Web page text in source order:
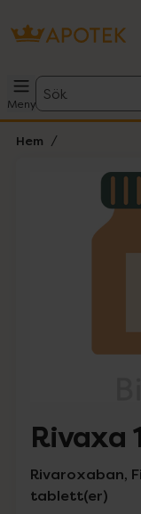
Meny
Sök
Hem
Lista: .
Rivaxa
Rivaroxaban,
tablett(er)